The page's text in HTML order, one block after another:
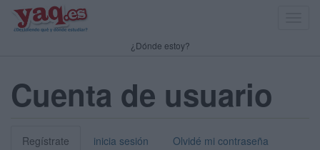
¿Dónde estoy?
Cuenta de usuario
Regístrate inicia sesión Olvidé mi contraseña